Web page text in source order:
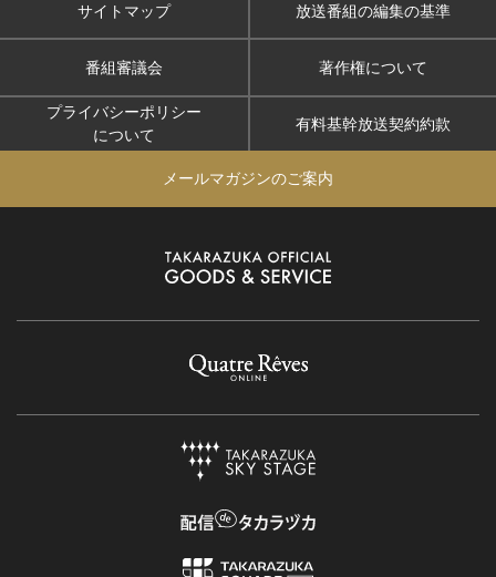
サイトマップ 放送番組の編集の基準
番組審議会 著作権について
プライバシーポリシー
について
有料基幹放送契約約款
メールマガジンのご案内